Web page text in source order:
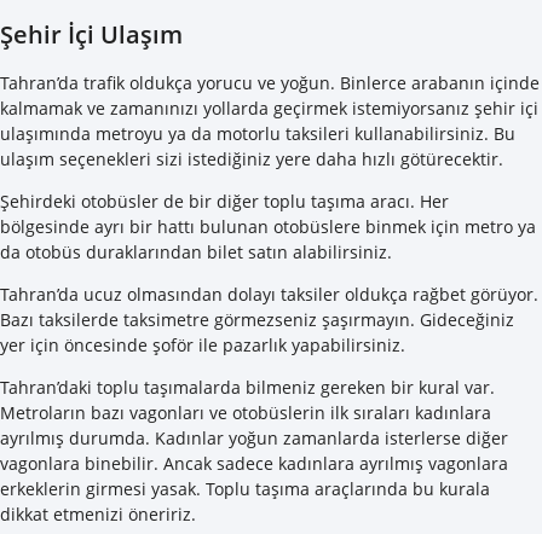
Şehir İçi Ulaşım
Tahran’da trafik oldukça yorucu ve yoğun. Binlerce arabanın içinde
kalmamak ve zamanınızı yollarda geçirmek istemiyorsanız şehir içi
ulaşımında metroyu ya da motorlu taksileri kullanabilirsiniz. Bu
ulaşım seçenekleri sizi istediğiniz yere daha hızlı götürecektir.
Şehirdeki otobüsler de bir diğer toplu taşıma aracı. Her
bölgesinde ayrı bir hattı bulunan otobüslere binmek için metro ya
da otobüs duraklarından bilet satın alabilirsiniz.
Tahran’da ucuz olmasından dolayı taksiler oldukça rağbet görüyor.
Bazı taksilerde taksimetre görmezseniz şaşırmayın. Gideceğiniz
yer için öncesinde şoför ile pazarlık yapabilirsiniz.
Tahran’daki toplu taşımalarda bilmeniz gereken bir kural var.
Metroların bazı vagonları ve otobüslerin ilk sıraları kadınlara
ayrılmış durumda. Kadınlar yoğun zamanlarda isterlerse diğer
vagonlara binebilir. Ancak sadece kadınlara ayrılmış vagonlara
erkeklerin girmesi yasak. Toplu taşıma araçlarında bu kurala
dikkat etmenizi öneririz.